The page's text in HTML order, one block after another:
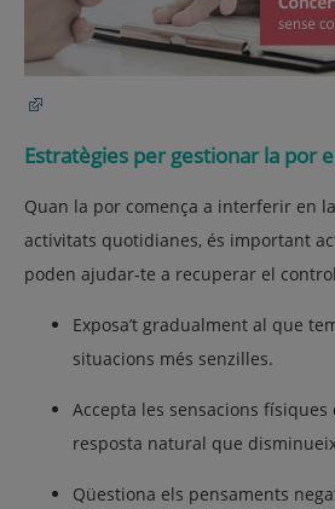
Estratègies per gestionar la por
Quan la por comença a interferir en
activitats quotidianes, és important
poden ajudar-te a recuperar el
Exposa’t gradualment al que
situacions més senzilles.
Accepta les sensacions
resposta natural que
Qüestiona els pensaments